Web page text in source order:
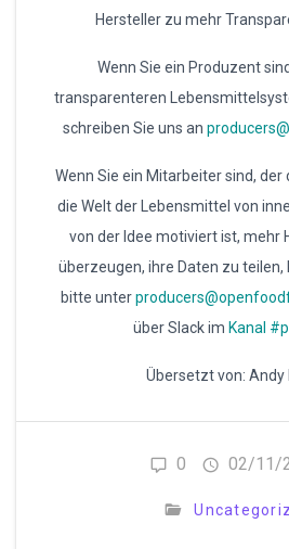
Hersteller zu mehr
Wenn Sie ein Produzent
transparenteren
schreiben Sie uns an
Wenn Sie ein Mitarbeiter sind,
die Welt der Lebensmittel von
von der Idee motiviert ist, mehr
überzeugen, ihre Daten zu teilen,
bitte unter
über Slack im Kanal
Übersetzt von: Andy
0 02/11/